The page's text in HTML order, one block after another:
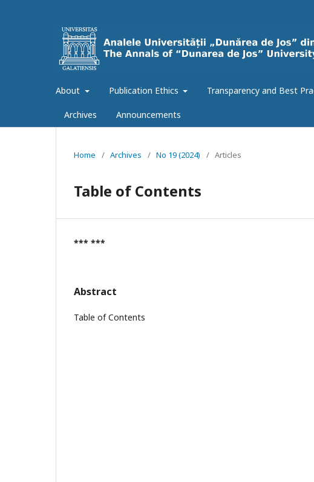
About Publication Ethics Transparency and Best
Archives Announcements
Home / Archives / No 19 (2024) / Articles
Table of Contents
*** ***
Abstract
Table of Contents